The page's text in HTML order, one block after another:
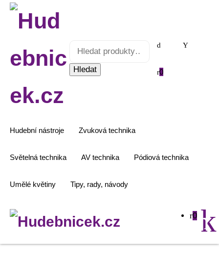
Hledat:
Hledat 0
Hudební nástroje Zvuková technika
Světelná technika AV technika Pódiová technika
Umělé květiny Tipy, rady, návody
0